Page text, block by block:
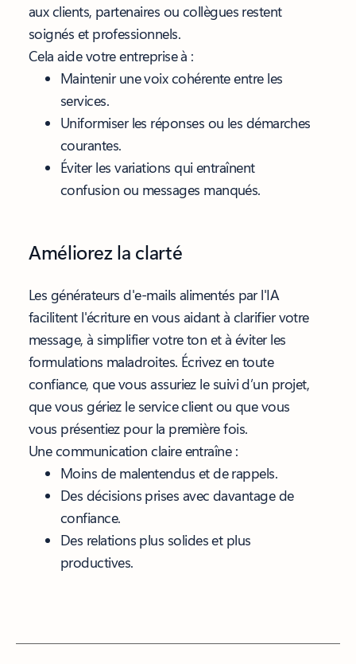
aux clients, partenaires ou collègues restent
soignés et professionnels.
Cela aide votre entreprise à :
Maintenir une voix cohérente entre les
services.
Uniformiser les réponses ou les démarches
courantes.
Éviter les variations qui entraînent
confusion ou messages manqués.
Améliorez la clarté
Les générateurs d'e-mails alimentés par l'IA
facilitent l'écriture en vous aidant à clarifier votre
message, à simplifier votre ton et à éviter les
formulations maladroites. Écrivez en toute
confiance, que vous assuriez le suivi d’un projet,
que vous gériez le service client ou que vous
vous présentiez pour la première fois.
Une communication claire entraîne :
Moins de malentendus et de rappels.
Des décisions prises avec davantage de
confiance.
Des relations plus solides et plus
productives.